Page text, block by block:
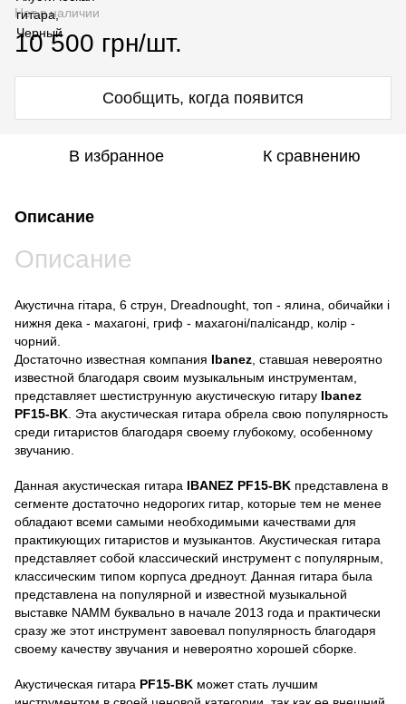
Нет в наличии
10 500 грн/шт.
Сообщить, когда появится
В избранное К сравнению
Описание
Описание
Акустична гітара, 6 струн, Dreadnought, топ - ялина, обичайки і
нижня дека - махагоні, гриф - махагоні/палісандр, колір -
чорний.
Достаточно известная компания Ibanez , ставшая невероятно
известной благодаря своим музыкальным инструментам,
представляет шестиструнную акустическую гитару Ibanez
PF15-BK . Эта акустическая гитара обрела свою популярность
среди гитаристов благодаря своему глубокому, особенному
звучанию.
Данная акустическая гитара IBANEZ PF15-BK представлена в
сегменте достаточно недорогих гитар, которые тем не менее
обладают всеми самыми необходимыми качествами для
практикующих гитаристов и музыкантов. Акустическая гитара
представляет собой классический инструмент с популярным,
классическим типом корпуса дредноут. Данная гитара была
представлена на популярной и известной музыкальной
выставке NAMM буквально в начале 2013 года и практически
сразу же этот инструмент завоевал популярность благодаря
своему качеству звучания и невероятно хорошей сборке.
Акустическая гитара PF15-BK может стать лучшим